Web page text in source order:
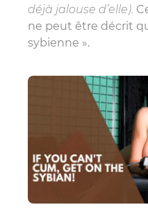
déjà jalouse d’elle).
ne peut être décrit
sybienne ».